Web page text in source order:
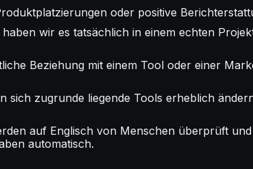
oder positive
wir es tatsächlich in einem echten
Beziehung mit einem Tool oder einer
sich zugrunde liegende Tools erheblich
auf Englisch von Menschen überprüft
automatisch.